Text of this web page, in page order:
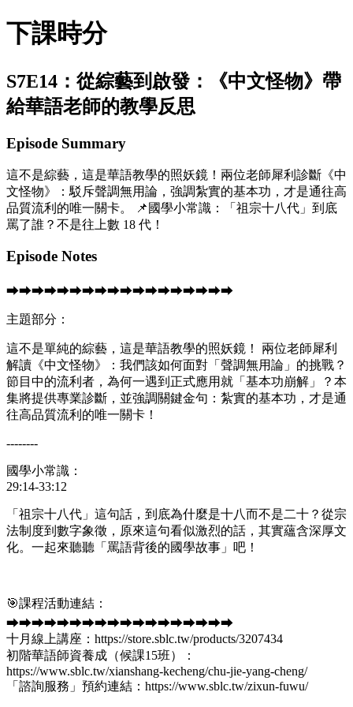
下課時分
S7E14：從綜藝到啟發：《中文怪物》帶
給華語老師的教學反思
Episode Summary
這不是綜藝，這是華語教學的照妖鏡！兩位老師犀利診斷《中
文怪物》：駁斥聲調無用論，強調紮實的基本功，才是通往高
品質流利的唯一關卡。 📌國學小常識：「祖宗十八代」到底
罵了誰？不是往上數 18 代！
Episode Notes
⮕⮕⮕⮕⮕⮕⮕⮕⮕⮕⮕⮕⮕⮕⮕⮕⮕⮕
主題部分：
這不是單純的綜藝，這是華語教學的照妖鏡！ 兩位老師犀利
解讀《中文怪物》：我們該如何面對「聲調無用論」的挑戰？
節目中的流利者，為何一遇到正式應用就「基本功崩解」？本
集將提供專業診斷，並強調關鍵金句：紮實的基本功，才是通
往高品質流利的唯一關卡！
--------
國學小常識：
29:14-33:12
「祖宗十八代」這句話，到底為什麼是十八而不是二十？從宗
法制度到數字象徵，原來這句看似激烈的話，其實蘊含深厚文
化。一起來聽聽「罵語背後的國學故事」吧！
🎯課程活動連結：
⮕⮕⮕⮕⮕⮕⮕⮕⮕⮕⮕⮕⮕⮕⮕⮕⮕⮕
十月線上講座：https://store.sblc.tw/products/3207434
初階華語師資養成（候課15班）：
https://www.sblc.tw/xianshang-kecheng/chu-jie-yang-cheng/
「諮詢服務」預約連結：https://www.sblc.tw/zixun-fuwu/